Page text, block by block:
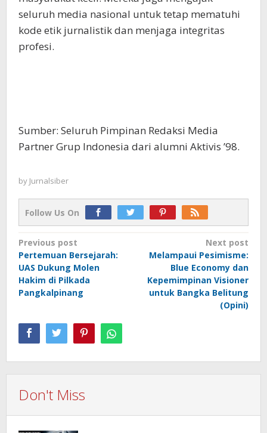
seluruh media nasional untuk tetap mematuhi
kode etik jurnalistik dan menjaga integritas
profesi.
Sumber: Seluruh Pimpinan Redaksi Media
Partner Grup Indonesia dari alumni Aktivis ’98.
by Jurnalsiber
Follow Us On
Post
navigation
Previous post
Pertemuan Bersejarah:
UAS Dukung Molen
Hakim di Pilkada
Pangkalpinang
Next post
Melampaui Pesimisme:
Blue Economy dan
Kepemimpinan Visioner
untuk Bangka Belitung
(Opini)
Don't Miss